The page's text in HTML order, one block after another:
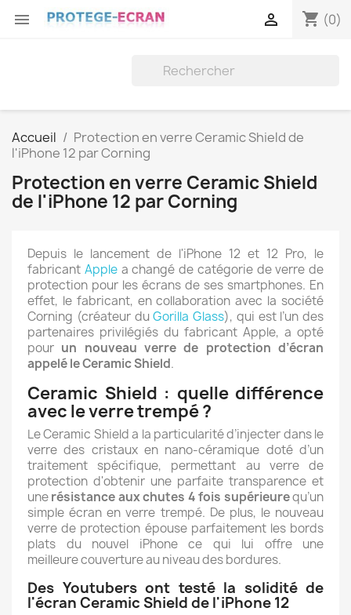
 shopping_cart (0)

Accueil
Protection en verre Ceramic Shield de
l'iPhone 12 par Corning
Protection en verre Ceramic Shield
de l'iPhone 12 par Corning
Depuis le lancement de l'iPhone 12 et 12 Pro, le
fabricant Applea changé de catégorie de verre de
protection pour les écrans de ses smartphones. En
effet, le fabricant, en collaboration avec la société
Corning (créateur duGorilla Glass), qui est l’un des
partenaires privilégiés du fabricant Apple, a opté
pour un nouveau verre de protection d’écran
appelé le Ceramic Shield.
Ceramic Shield : quelle différence
avec le verre trempé ?
Le Ceramic Shield a la particularité d’injecter dans le
verre des cristaux en nano-céramique doté d’un
traitement spécifique, permettant au verre de
protection d'obtenir une parfaite transparence et
unerésistance aux chutes 4 fois supérieurequ’un
simple écran en verre trempé. De plus, le nouveau
verre de protection épouse parfaitement les bords
plats du nouvel iPhone ce qui lui offre une
meilleure couverture au niveau des bordures.
Des Youtubers ont testé la solidité de
l'écran Ceramic Shield de l'iPhone 12